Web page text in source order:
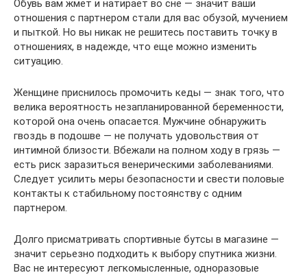
Обувь вам жмет и натирает во сне — значит ваши
отношения с партнером стали для вас обузой, мучением
и пыткой. Но вы никак не решитесь поставить точку в
отношениях, в надежде, что еще можно изменить
ситуацию.
Женщине приснилось промочить кеды — знак того, что
велика вероятность незапланированной беременности,
которой она очень опасается. Мужчине обнаружить
гвоздь в подошве — не получать удовольствия от
интимной близости. Вбежали на полном ходу в грязь —
есть риск заразиться венерическими заболеваниями.
Следует усилить меры безопасности и свести половые
контакты к стабильному постоянству с одним
партнером.
Долго присматривать спортивные бутсы в магазине —
значит серьезно подходить к выбору спутника жизни.
Вас не интересуют легкомысленные, одноразовые